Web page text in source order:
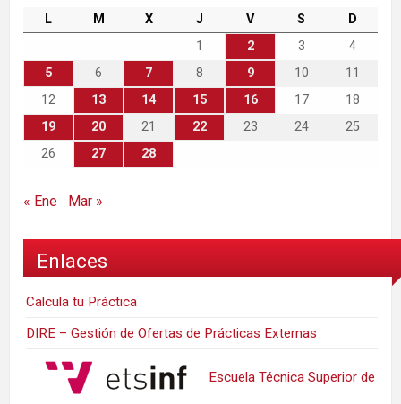
L M X J V S
D
1
2 3
4
5
6 7 8 9 10
11
12
13 14 15 16 17
18
19
20 21 22 23 24
25
26
27 28
« Ene Mar »
Enlaces
Calcula tu Práctica
DIRE – Gestión de Ofertas de Prácticas Externas
Escuela Técnica Superior de